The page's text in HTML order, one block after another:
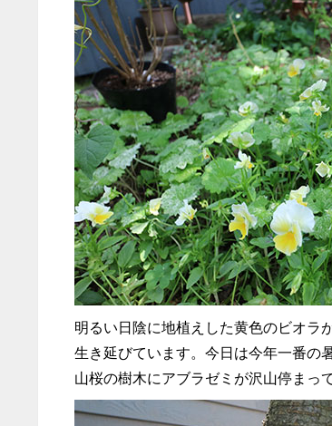
明るい日陰に地植えした黄色のビオラ
生き延びています。今日は今年一番の
山桜の樹木にアブラゼミが沢山停まっ